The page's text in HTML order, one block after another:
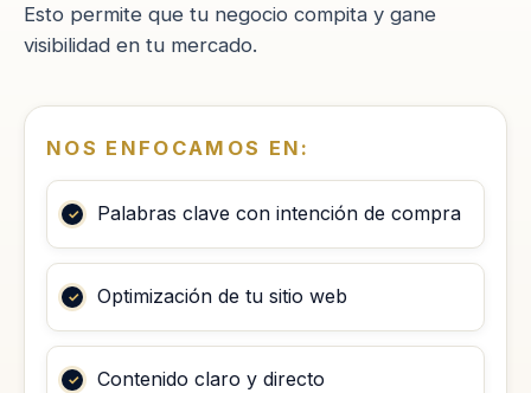
Esto permite que tu negocio compita y gane
visibilidad en tu mercado.
NOS ENFOCAMOS EN:
Palabras clave con intención de compra
Optimización de tu sitio web
Contenido claro y directo